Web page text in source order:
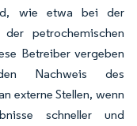
wie etwa bei der
petrochemischen
Betreiber vergeben
Nachweis des
externe Stellen, wenn
schneller und